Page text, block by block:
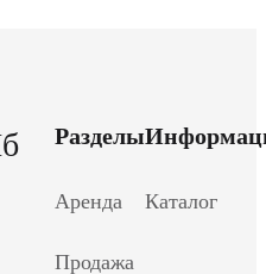
Разделы
Аренда
Продажа
Каталог